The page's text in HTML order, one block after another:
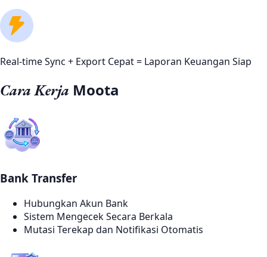
Real-time Sync + Export Cepat = Laporan Keuangan Siap
Cara Kerja Moota
Bank Transfer
Hubungkan Akun Bank
Sistem Mengecek Secara Berkala
Mutasi Terekap dan Notifikasi Otomatis